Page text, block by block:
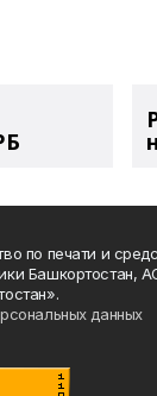
по печати и
Башкортостан,
данных